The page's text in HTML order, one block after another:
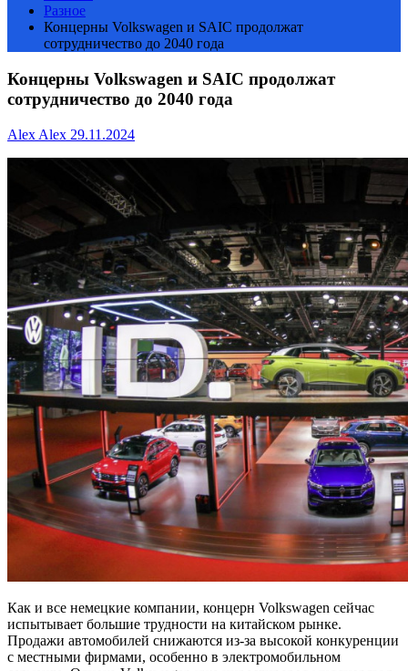
Разное
Концерны Volkswagen и SAIC продолжат
сотрудничество до 2040 года
Концерны Volkswagen и SAIC продолжат
сотрудничество до 2040 года
Alex Alex 29.11.2024
Как и все немецкие компании, концерн Volkswagen сейчас
испытывает большие трудности на китайском рынке.
Продажи автомобилей снижаются из-за высокой конкуренции
с местными фирмами, особенно в электромобильном